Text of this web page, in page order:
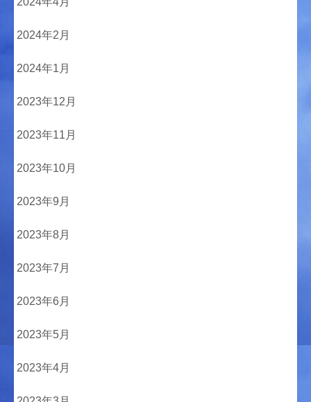
2024年2月
2024年1月
2023年12月
2023年11月
2023年10月
2023年9月
2023年8月
2023年7月
2023年6月
2023年5月
2023年4月